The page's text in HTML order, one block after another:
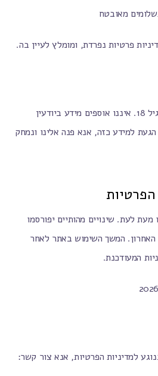
מאובטח
פרטיות נפרדת, ומומלץ לעיין בה.
האתר מיועד למבוגרים מעל גיל 18. איננו אוספים מידע ביודעין
למידע כזה, אנא פנה אלינו ונמחק
הפרטיות
מעת לעת. שינויים מהותיים יפורסמו
האחרון. המשך השימוש באתר לאחר
המעודכנת.
למדיניות הפרטיות, אנא צור קשר: